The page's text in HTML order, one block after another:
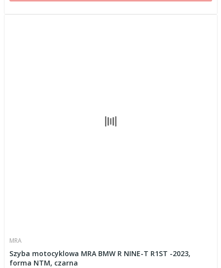
MRA
Szyba motocyklowa MRA BMW R NINE-T R1ST -2023,
forma NTM, czarna